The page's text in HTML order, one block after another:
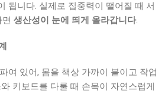
됩니다. 실제로 집중력이 떨어질 때 서
생산성이 눈에 띄게 올라갑니다.
여 있어, 몸을 책상 가까이 붙이고 작업
키보드를 다룰 때 손목이 자연스럽게